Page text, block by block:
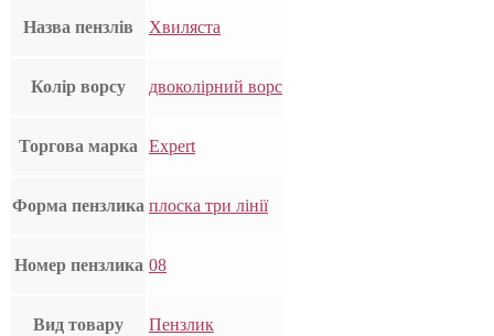
Назва пензлів Хвиляста
Колір ворсу двоколірний ворс
Торгова марка Expert
Форма пензлика плоска три лінії
Номер пензлика 08
Вид товару Пензлик